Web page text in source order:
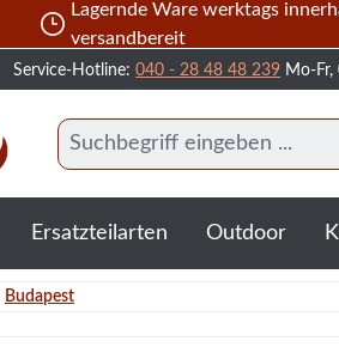
Lagernde Ware werktags
versandbereit
Service-Hotline: 040 - 28 48 48 239 Mo-
Ersatzteilarten Outdoor
Budapest